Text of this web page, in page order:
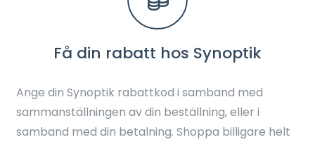
Få din rabatt hos Synoptik
Ange din Synoptik rabattkod i samband med
sammanställningen av din beställning, eller i
samband med din betalning. Shoppa billigare helt